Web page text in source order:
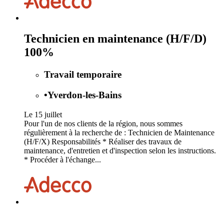
Technicien en maintenance (H/F/D)
100%
Travail temporaire
•Yverdon-les-Bains
Le 15 juillet
Pour l'un de nos clients de la région, nous sommes
régulièrement à la recherche de : Technicien de Maintenance
(H/F/X) Responsabilités * Réaliser des travaux de
maintenance, d'entretien et d'inspection selon les instructions.
* Procéder à l'échange...